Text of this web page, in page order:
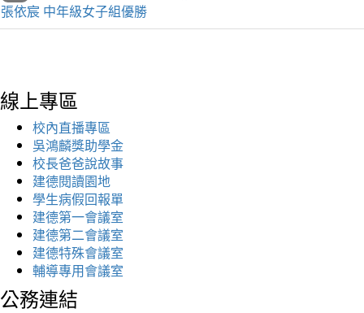
張依宸 中年級女子組優勝
線上專區
校內直播專區
吳鴻麟獎助學金
校長爸爸說故事
建德閱讀園地
學生病假回報單
建德第一會議室
建德第二會議室
建德特殊會議室
輔導專用會議室
公務連結